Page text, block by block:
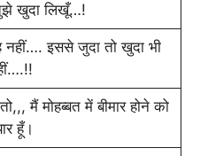
खुदा लिखूँ…!
इससे जुदा तो खुदा भी
मैं मोहब्बत में बीमार होने को
हूँ।